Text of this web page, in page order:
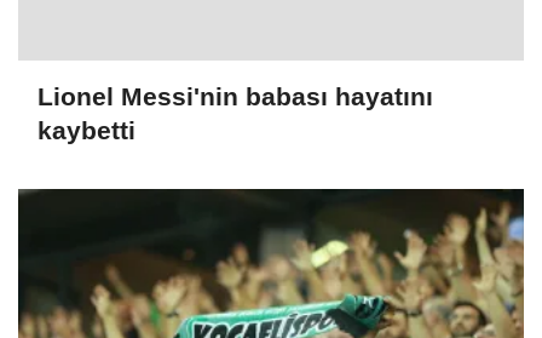
Lionel Messi'nin babası hayatını
kaybetti